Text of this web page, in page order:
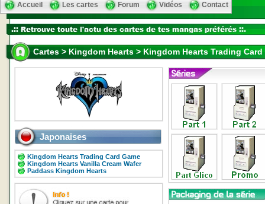
Accueil Les cartes Forum Vidéos Contact
Cartes > Kingdom Hearts > Kingdom Hearts Trading Card
Japonaises
Kingdom Hearts Trading Card Game
Kingdom Hearts Vanilla Cream Wafer
Paddass Kingdom Hearts